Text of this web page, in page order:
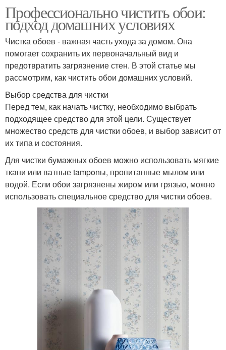
Профессионально чистить обои:
подход домашних условиях
Чистка обоев - важная часть ухода за домом. Она
помогает сохранить их первоначальный вид и
предотвратить загрязнение стен. В этой статье мы
рассмотрим, как чистить обои домашних условий.
Выбор средства для чистки
Перед тем, как начать чистку, необходимо выбрать
подходящее средство для этой цели. Существует
множество средств для чистки обоев, и выбор зависит от
их типа и состояния.
Для чистки бумажных обоев можно использовать мягкие
ткани или ватные tamponы, пропитанные мылом или
водой. Если обои загрязнены жиром или грязью, можно
использовать специальное средство для чистки обоев.